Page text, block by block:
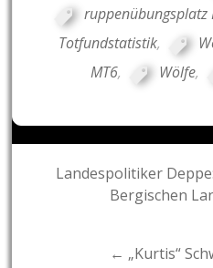
Totfundstatistik,
MT6, Wölfe,
Post
navigation
Landespolitiker
Bergischen
← „Kurtis“